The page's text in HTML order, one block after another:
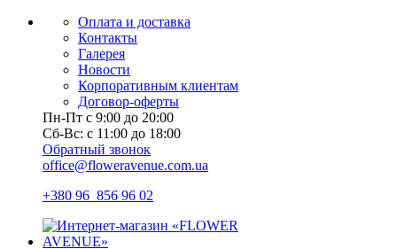
Оплата и доставка
Контакты
Галерея
Новости
Корпоративным клиентам
Договор-оферты
Пн-Пт с 9:00 до 20:00
Сб-Вс: с 11:00 до 18:00
Обратный звонок
office@floweravenue.com.ua
+380 96 856 96 02